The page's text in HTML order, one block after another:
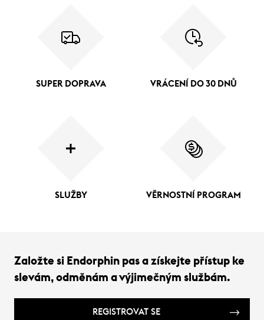
SUPER DOPRAVA VRÁCENÍ DO 30 DNŮ
SLUŽBY VĚRNOSTNÍ PROGRAM
Založte si Endorphin pas a získejte přístup ke
slevám, odměnám a výjimečným službám.
REGISTROVAT SE